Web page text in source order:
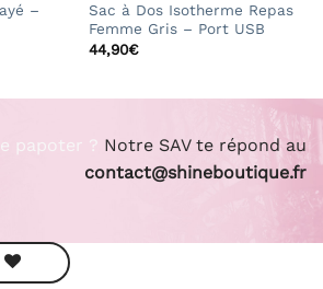
–
Sac à Dos Isotherme Repas
Femme Gris – Port USB
44,90€
papoter ? Notre SAV te répond au
contact@shineboutique.fr